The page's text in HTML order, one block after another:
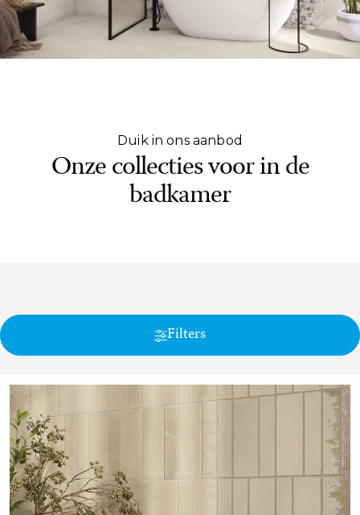
Duik in ons aanbod
Onze collecties voor in de
badkamer
Filters